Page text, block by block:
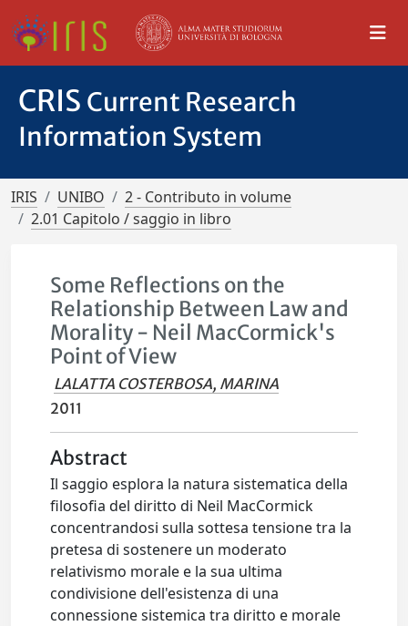
CRIS Current Research
Information System
IRIS UNIBO
2 - Contributo in volume
2.01 Capitolo / saggio in libro
Some Reflections on the
Relationship Between Law and
Morality - Neil MacCormick's
Point of View
LALATTA COSTERBOSA, MARINA
2011
Abstract
Il saggio esplora la natura sistematica della
filosofia del diritto di Neil MacCormick
concentrandosi sulla sottesa tensione tra la
pretesa di sostenere un moderato
relativismo morale e la sua ultima
condivisione dell'esistenza di una
connessione sistemica tra diritto e morale